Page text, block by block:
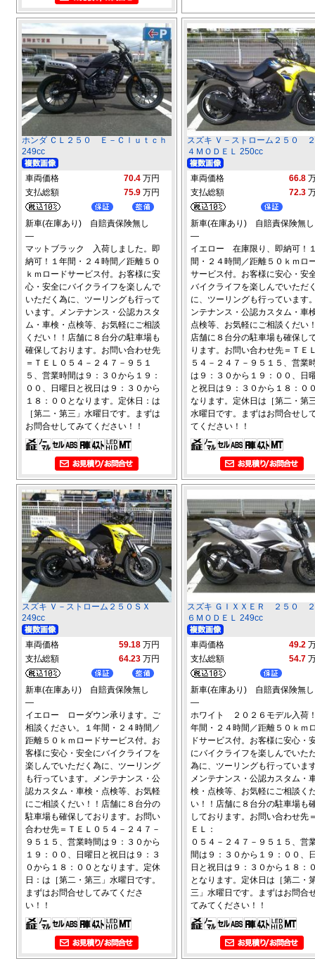
ホンダ ＣＬ２５０ Ｅ－Ｃｌｕｔｃｈ
249cc
車両価格 70.4 万円
支払総額
75.9 万円
新車(在庫あり) 自賠責保険無し
―
マットブラック 入荷しました。即
納可！１年間・２４時間／距離５０
ｋｍロードサービス付。お客様に安
心・安全にバイクライフを楽しんで
いただく為に、ツーリングも行って
います。メンテナンス・公認カスタ
ム・車検・点検等、お気軽にご相談
くだい！！店舗に８台分の駐車場も
確保しております。お問い合わせ先
＝ＴＥＬ０５４－２４７－９５１
５、営業時間は９：３０から１９：
００、日曜日と祝日は９：３０から
１８：００となります。定休日：は
［第二・第三」水曜日です。まずは
お問合せしてみてください！！
スズキ Ｖ－ストローム２５０
４ＭＯＤＥＬ 250cc
車両価格 66.8
支払総額
72.3
新車(在庫あり) 自賠責保険無し
―
イエロー 在庫限り、即納可！
間・２４時間／距離５０ｋｍロ
サービス付。お客様に安心・安
バイクライフを楽しんでいただ
に、ツーリングも行っています
ンテナンス・公認カスタム・車
点検等、お気軽にご相談くだい
店舗に８台分の駐車場も確保し
ります。お問い合わせ先＝ＴＥ
５４－２４７－９５１５、営業
は９：３０から１９：００、日
と祝日は９：３０から１８：０
なります。定休日は［第二・第
水曜日です。まずはお問合せし
てください！！
スズキ Ｖ－ストローム２５０ＳＸ
249cc
車両価格 59.18 万円
支払総額
64.23 万円
新車(在庫あり) 自賠責保険無し
―
イエロー ローダウン承ります。ご
相談ください。１年間・２４時間／
距離５０ｋｍロードサービス付。お
客様に安心・安全にバイクライフを
楽しんでいただく為に、ツーリング
も行っています。メンテナンス・公
認カスタム・車検・点検等、お気軽
にご相談くだい！！店舗に８台分の
駐車場も確保しております。お問い
合わせ先＝ＴＥＬ０５４－２４７－
９５１５、営業時間は９：３０から
１９：００、日曜日と祝日は９：３
０から１８：００となります。定休
日：は［第二・第三」水曜日です。
まずはお問合せしてみてくださ
い！！
スズキ ＧＩＸＸＥＲ ２５０
６ＭＯＤＥＬ 249cc
車両価格 49.2
支払総額
54.7
新車(在庫あり) 自賠責保険無し
―
ホワイト ２０２６モデル入荷
年間・２４時間／距離５０ｋｍ
ドサービス付。お客様に安心・
にバイクライフを楽しんでいた
為に、ツーリングも行っていま
メンテナンス・公認カスタム・
検・点検等、お気軽にご相談く
い！！店舗に８台分の駐車場も
しております。お問い合わせ先
ＥＬ：
０５４－２４７－９５１５、営
間は９：３０から１９：００、
日と祝日は９：３０から１８：
となります。定休日は［第二・
三」水曜日です。まずはお問合
てみてください！！